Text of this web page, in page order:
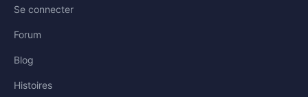
Se connecter
Forum
Blog
Histoires